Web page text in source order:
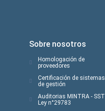
Sobre nosotros
Homologación de
proveedores
Certificación de sistemas
de gestión
Auditorias MINTRA - SST
Ley n°29783